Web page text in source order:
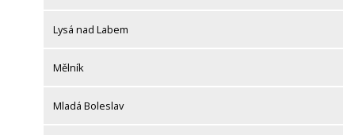
Lysá nad Labem
Mělník
Mladá Boleslav